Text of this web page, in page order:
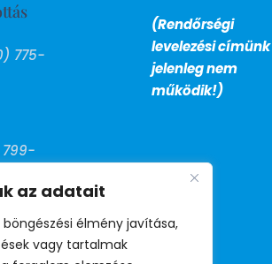
az adatait
élmény javítása,
vagy tartalmak
775-
799-
(Rendőrségi
levelezési címünk
jelenleg nem
működik!)